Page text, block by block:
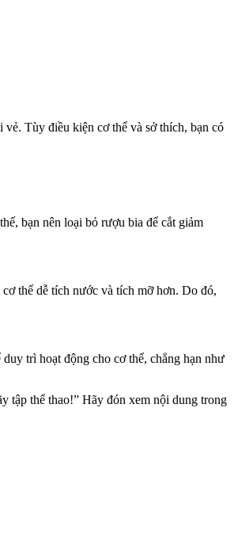
vẻ. Tùy điều kiện cơ thể và sở thích, bạn có
bạn nên loại bỏ rượu bia để cắt giảm
thể dễ tích nước và tích mỡ hơn. Do đó,
trì hoạt động cho cơ thể, chẳng hạn như
tập thể thao!” Hãy đón xem nội dung trong